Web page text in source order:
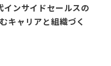
へ。SmartHR村上琢